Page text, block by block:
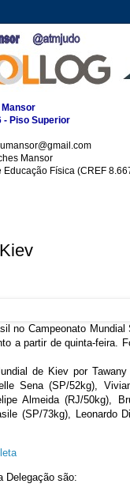
- Piso Superior
Mansor
Educação Física (CREF
no Campeonato
a partir de quinta-feira.
de Kiev por
Sena (SP/52kg),
Almeida (RJ/50kg),
(SP/73kg), Leonardo
Delegação são: